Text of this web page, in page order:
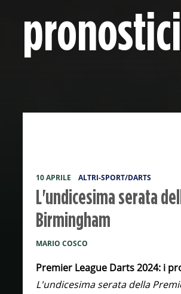
10 APRILE ALTRI-SPORT/DARTS
L'undicesima serata
Birmingham
MARIO COSCO
Premier League Darts 2024: i
L'undicesima serata della